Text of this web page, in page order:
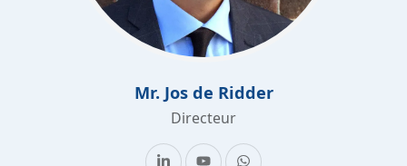
Mr. Jos de Ridder
Directeur